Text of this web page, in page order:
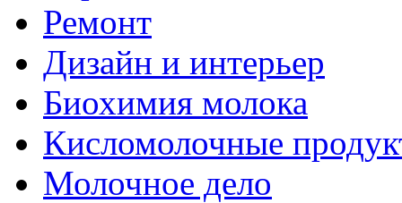
Ремонт
Дизайн и интерьер
Биохимия молока
Кисломолочные
Молочное дело